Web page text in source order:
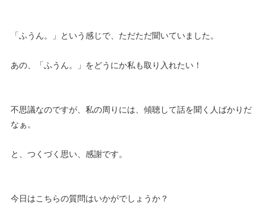
「ふうん。」という感じで、ただただ聞いていました。
あの、「ふうん。」をどうにか私も取り入れたい！
不思議なのですが、私の周りには、傾聴して話を聞く人ばかりだ
なぁ。
と、つくづく思い、感謝です。
今日はこちらの質問はいかがでしょうか？